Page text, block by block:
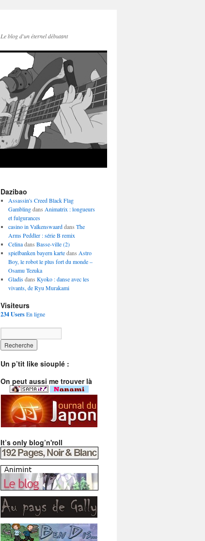
Le blog d'un éternel débutant
Dazibao
Assassin's Creed Black Flag
Gamblingdans Animatrix : longueurs
et fulgurances
casino in Valkenswaarddans The
Arms Peddler : série B remix
Celinadans Basse-ville (2)
spielbanken bayern kartedans Astro
Boy, le robot le plus fort du monde –
Osamu Tezuka
Gladisdans Kyoko : danse avec les
vivants, de Ryu Murakami
Visiteurs
234 UsersEn ligne
Un p’tit like siouplé :
On peut aussi me trouver là
It’s only blog’n'roll